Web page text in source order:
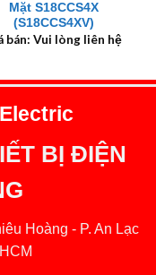
Mặt S18CCS4X
(S18CCS4XV)
bán: Vui lòng liên hệ
BỊ ĐIỆN
Hoàng - P. An Lạc